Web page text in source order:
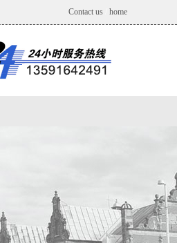
Contact us home